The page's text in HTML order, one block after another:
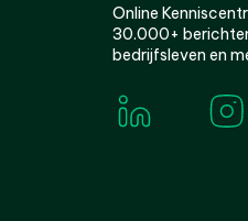
Online
30.000+
bedrijfsleven en